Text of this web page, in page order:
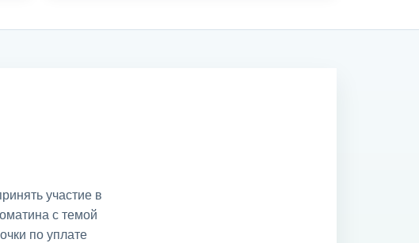
участие в
с темой
по уплате